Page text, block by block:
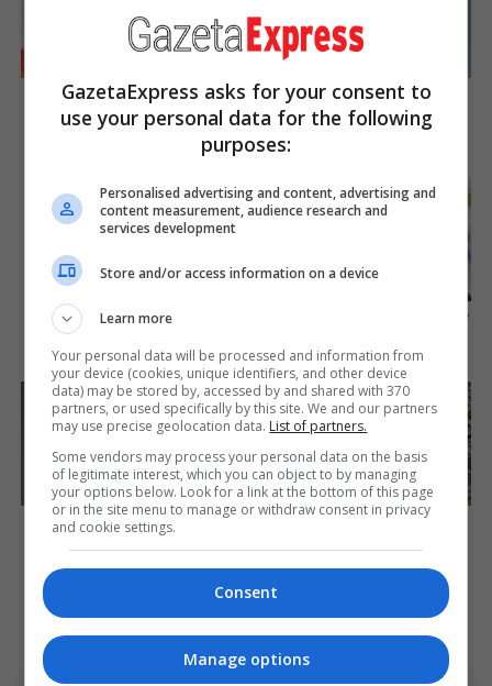
The 10 Most Stunning
Women From Lebanon -
Who Is Your Favorite?
2025’s Most Impactful
Celebrity Farewells
Take A Look At Demi
Moore's Most Iconic And
Provocative Roles
These Actors Didn't Want To
Brainberries
If Looks Could Kill, These
Women Would Be On Top
Scientists Happened Upon
Discovery
GazetaExpress asks for your consent to
use your personal data for the following
purposes:
Personalised advertising and content, advertising and
content measurement, audience research and
services development
Store and/or access information on a device
Learn more
Your personal data will be processed and information from
your device (cookies, unique identifiers, and other device
data) may be stored by, accessed by and shared with 370
partners, or used specifically by this site. We and our partners
may use precise geolocation data. List of partners.
Some vendors may process your personal data on the basis
of legitimate interest, which you can object to by managing
your options below. Look for a link at the bottom of this page
or in the site menu to manage or withdraw consent in privacy
and cookie settings.
Consent
Manage options